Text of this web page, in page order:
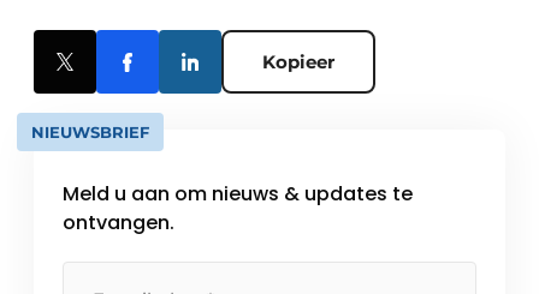
Kopieer
NIEUWSBRIEF
Meld u aan om nieuws & updates te
ontvangen.